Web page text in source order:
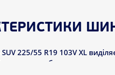
ШИН
225/55 R19 103V XL
ідеальним вибором для